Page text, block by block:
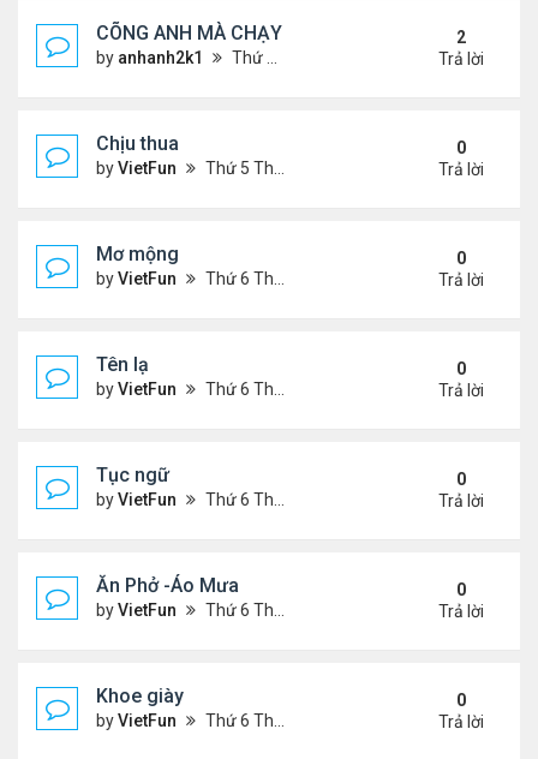
CÕNG ANH MÀ CHẠY
by anhanh2k1 Thứ 5 Tháng 5 16, 2024 2:19 am
2
Trả lời
Chịu thua
byVietFun Thứ 5 Tháng 6 22, 2023 12:26 pm
0
Trả lời
Mơ mộng
byVietFun Thứ 6 Tháng 1 13, 2023 4:54 pm
0
Trả lời
Tên lạ
byVietFun Thứ 6 Tháng 1 13, 2023 4:47 pm
0
Trả lời
Tục ngữ
byVietFun Thứ 6 Tháng 1 13, 2023 4:43 pm
0
Trả lời
Ăn Phở -Áo Mưa
byVietFun Thứ 6 Tháng 1 13, 2023 1:26 pm
0
Trả lời
Khoe giày
byVietFun Thứ 6 Tháng 1 13, 2023 12:30 pm
0
Trả lời